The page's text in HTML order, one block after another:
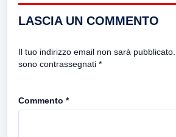
LASCIA UN COMMENTO
Il tuo indirizzo email non sarà pubblicato.
sono contrassegnati *
Commento *